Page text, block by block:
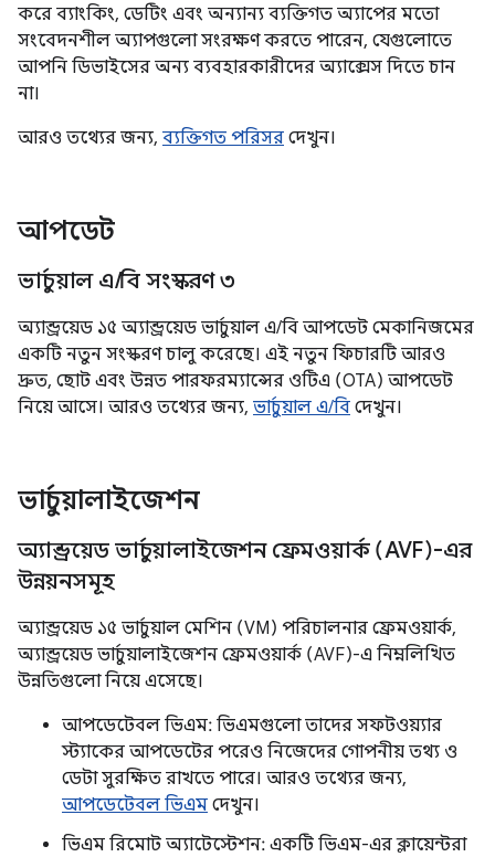
করে ব্যাংকিং, ডেটিং এবং অন্যান্য ব্যক্তিগত অ্যাপের মতো
সংবেদনশীল অ্যাপগুলো সংরক্ষণ করতে পারেন, যেগুলোতে
আপনি ডিভাইসের অন্য ব্যবহারকারীদের অ্যাক্সেস দিতে চান
না।
আরও তথ্যের জন্য, ব্যক্তিগত পরিসর দেখুন।
আপডেট
ভার্চুয়াল এ/বি সংস্করণ ৩
অ্যান্ড্রয়েড ১৫ অ্যান্ড্রয়েড ভার্চুয়াল এ/বি আপডেট মেকানিজমের
একটি নতুন সংস্করণ চালু করেছে। এই নতুন ফিচারটি আরও
দ্রুত, ছোট এবং উন্নত পারফরম্যান্সের ওটিএ (OTA) আপডেট
নিয়ে আসে। আরও তথ্যের জন্য, ভার্চুয়াল এ/বি দেখুন।
ভার্চুয়ালাইজেশন
অ্যান্ড্রয়েড ভার্চুয়ালাইজেশন ফ্রেমওয়ার্ক (AVF)-এর
উন্নয়নসমূহ
অ্যান্ড্রয়েড ১৫ ভার্চুয়াল মেশিন (VM) পরিচালনার ফ্রেমওয়ার্ক,
অ্যান্ড্রয়েড ভার্চুয়ালাইজেশন ফ্রেমওয়ার্ক (AVF)-এ নিম্নলিখিত
উন্নতিগুলো নিয়ে এসেছে।
আপডেটেবল ভিএম: ভিএমগুলো তাদের সফটওয়্যার
স্ট্যাকের আপডেটের পরেও নিজেদের গোপনীয় তথ্য ও
ডেটা সুরক্ষিত রাখতে পারে। আরও তথ্যের জন্য,
আপডেটেবল ভিএম দেখুন।
ভিএম রিমোট অ্যাটেস্টেশন: একটি ভিএম-এর ক্লায়েন্টরা